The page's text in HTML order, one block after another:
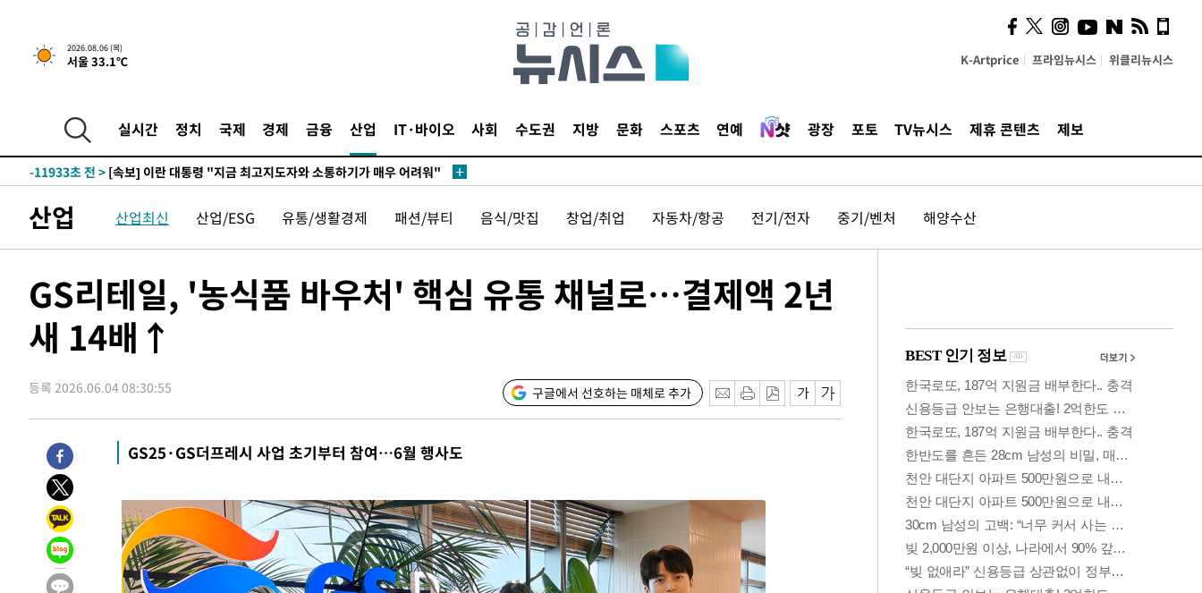
2026.08.06 (목)
서울 33.1℃ K-Artprice 프라임뉴시스 위클리뉴시스
실시간 정치 국제 경제 금융 산업 IT·바이오 사회 수도권 지방 문화 스포츠 연예 광장 포토 TV뉴시스 제휴 콘텐츠 제보
-24092초 전 >6월 경상수지 497.3억 달러…두 달 연속 사상 최대
-13578초 전 >
[속보] 호르무즈 해협 이란-오만 협상 기대속 뉴욕증시 혼조 마감 다
우 0.49%↑
-11933초 전 >[속보] 이란 대통령 "지금 최고지도자와 소통하기가 매우 어려워"
취임 3년 인터뷰
58분 전 >[속보] "이란-오만, 호르무즈 해협 통행 항로 합의" 이란 외무부 대변인
-31554초 전 >
[속보]전남광주 초대 시민추천 부시장에 백승주·윤난실
-27665초 전 > [속보]코스피, 119.51포인트(1.81%) 내린 6478.75 개장
-24112초 전 >
6월 경상수지 497.3억 달러…두 달 연속 사상 최대
-24063초 전 >서울 낮 39도 '폭염중대경보'…40도 관측 가능성도
-13598초 전 >[속보] 호르무즈 해협 이란-오만 협상 기대속 뉴욕증시 혼조 마감 다
[속보] "이란-오만, 호르무즈 해협 통행 항로 합의" 이란 외무부 대변인
산업 산업최신 산업/ESG 유통/생활경제 패션/뷰티 음식/맛집 창업/취업 자동차/항공 전기/전자 중기/벤처 해양수산
GS리테일, '농식품 바우처' 핵심 유통 채널로…결제액 2년
새 14배↑
등록 2026.06.04 08:30:55 구글에서 선호하는 매체로 추가
GS25·GS더프레시 사업 초기부터 참여…6월 행사도
카페사장들 "배달플랫폼 상
생안이 더 절실"